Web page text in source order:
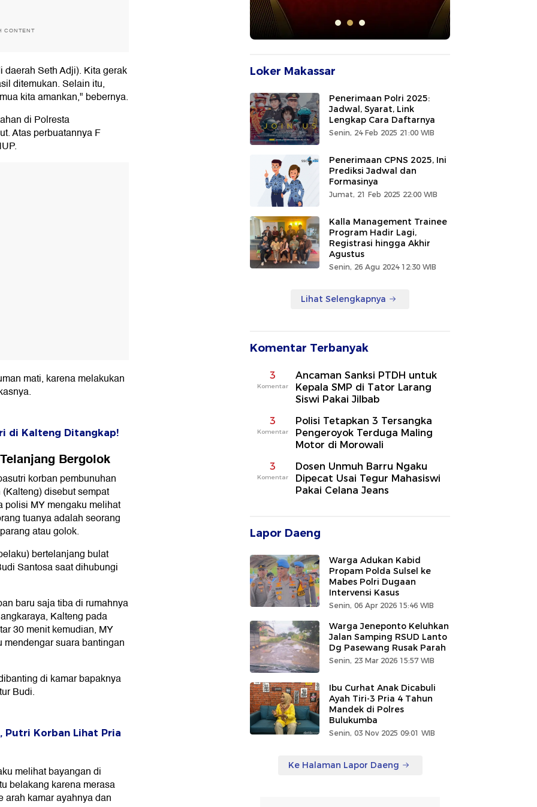
CONTENT
Seth Adji). Kita gerak
ditemukan. Selain itu,
kita amankan," bebernya.
di Polresta
Atas perbuatannya F
mati, karena melakukan
di Kalteng Ditangkap!
Bergolok
korban pembunuhan
disebut sempat
polisi MY mengaku melihat
tuanya adalah seorang
atau golok.
bertelanjang bulat
Santosa saat dihubungi
baru saja tiba di rumahnya
Kalteng pada
30 menit kemudian, MY
suara bantingan
di kamar bapaknya
Budi.
Putri Korban Lihat Pria
melihat bayangan di
belakang karena merasa
arah kamar ayahnya dan
Loker Makassar
Penerimaan Polri 2025:
Jadwal, Syarat, Link
Lengkap Cara Daftarnya
Senin, 24 Feb 2025 21:00 WIB
Penerimaan CPNS 2025, Ini
Prediksi Jadwal dan
Formasinya
Jumat, 21 Feb 2025 22:00 WIB
Kalla Management Trainee
Program Hadir Lagi,
Registrasi hingga Akhir
Agustus
Senin, 26 Agu 2024 12:30 WIB
Lihat Selengkapnya
Komentar Terbanyak
3
Komentar
Ancaman Sanksi PTDH untuk
Kepala SMP di Tator Larang
Siswi Pakai Jilbab
3
Komentar
Polisi Tetapkan 3 Tersangka
Pengeroyok Terduga Maling
Motor di Morowali
3
Komentar
Dosen Unmuh Barru Ngaku
Dipecat Usai Tegur Mahasiswi
Pakai Celana Jeans
Lapor Daeng
Warga Adukan Kabid
Propam Polda Sulsel ke
Mabes Polri Dugaan
Intervensi Kasus
Senin, 06 Apr 2026 15:46 WIB
Warga Jeneponto Keluhkan
Jalan Samping RSUD Lanto
Dg Pasewang Rusak Parah
Senin, 23 Mar 2026 15:57 WIB
Ibu Curhat Anak Dicabuli
Ayah Tiri-3 Pria 4 Tahun
Mandek di Polres
Bulukumba
Senin, 03 Nov 2025 09:01 WIB
Ke Halaman Lapor Daeng